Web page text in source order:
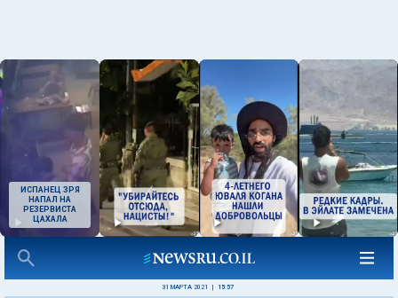
ИСПАНЕЦ ЗРЯ
НАПАЛ НА
РЕЗЕРВИСТА
ЦАХАЛА
31 МАРТА 2021 15:57